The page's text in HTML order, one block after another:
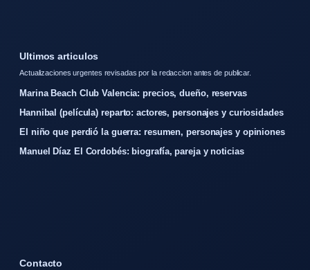
Ultimos articulos
Actualizaciones urgentes revisadas por la redaccion antes de publicar.
Marina Beach Club Valencia: precios, dueño, reservas
Hannibal (película) reparto: actores, personajes y curiosidades
El niño que perdió la guerra: resumen, personajes y opiniones
Manuel Díaz El Cordobés: biografía, pareja y noticias
Contacto